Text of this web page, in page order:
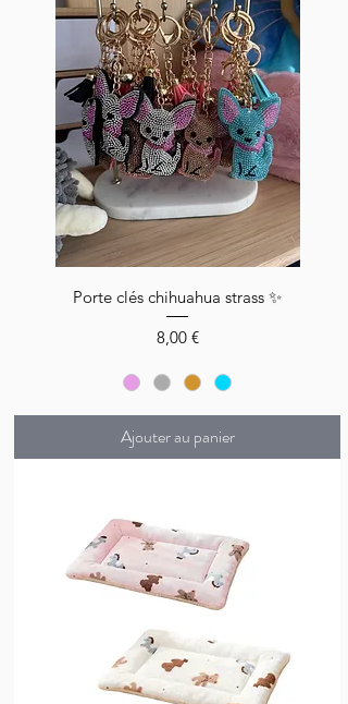
Porte clés chihuahua strass ✨
Prix
8,00 €
Ajouter au panier